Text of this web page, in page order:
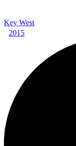
Key West
2015